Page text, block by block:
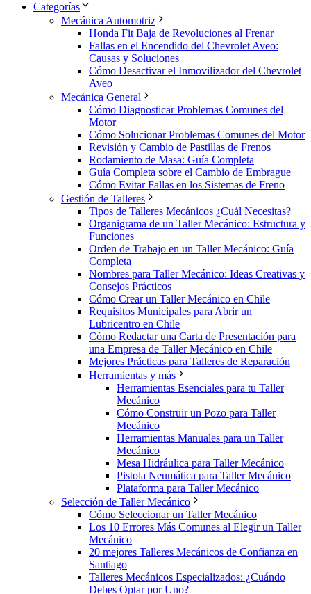
Categorías
Mecánica Automotriz
Honda Fit Baja de Revoluciones al Frenar
Fallas en el Encendido del Chevrolet Aveo:
Causas y Soluciones
Cómo Desactivar el Inmovilizador del Chevrolet
Aveo
Mecánica General
Cómo Diagnosticar Problemas Comunes del
Motor
Cómo Solucionar Problemas Comunes del Motor
Revisión y Cambio de Pastillas de Frenos
Rodamiento de Masa: Guía Completa
Guía Completa sobre el Cambio de Embrague
Cómo Evitar Fallas en los Sistemas de Freno
Gestión de Talleres
Tipos de Talleres Mecánicos ¿Cuál Necesitas?
Organigrama de un Taller Mecánico: Estructura y
Funciones
Orden de Trabajo en un Taller Mecánico: Guía
Completa
Nombres para Taller Mecánico: Ideas Creativas y
Consejos Prácticos
Cómo Crear un Taller Mecánico en Chile
Requisitos Municipales para Abrir un
Lubricentro en Chile
Cómo Redactar una Carta de Presentación para
una Empresa de Taller Mecánico en Chile
Mejores Prácticas para Talleres de Reparación
Herramientas y más
Herramientas Esenciales para tu Taller
Mecánico
Cómo Construir un Pozo para Taller
Mecánico
Herramientas Manuales para un Taller
Mecánico
Mesa Hidráulica para Taller Mecánico
Pistola Neumática para Taller Mecánico
Plataforma para Taller Mecánico
Selección de Taller Mecánico
Cómo Seleccionar un Taller Mecánico
Los 10 Errores Más Comunes al Elegir un Taller
Mecánico
20 mejores Talleres Mecánicos de Confianza en
Santiago
Talleres Mecánicos Especializados: ¿Cuándo
Debes Optar por Uno?